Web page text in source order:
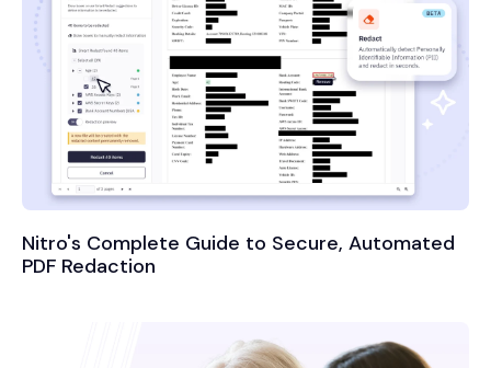
Nitro's Complete Guide to Secure, Automated
PDF Redaction